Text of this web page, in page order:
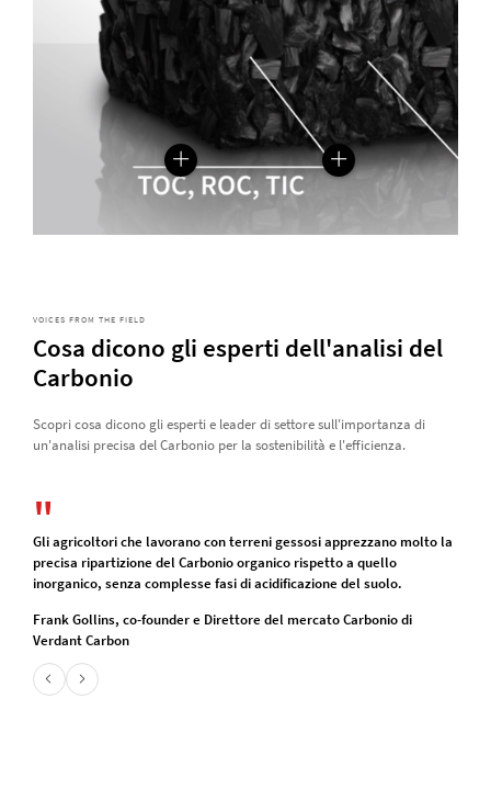
VOICES FROM THE FIELD
Cosa dicono gli esperti dell'analisi del
Carbonio
Scopri cosa dicono gli esperti e leader di settore sull'importanza di
un'analisi precisa del Carbonio per la sostenibilità e l'efficienza.
Gli agricoltori che lavorano con terreni gessosi apprezzano molto la
precisa ripartizione del Carbonio organico rispetto a quello
inorganico, senza complesse fasi di acidificazione del suolo.
Frank Gollins, co-founder e Direttore del mercato Carbonio di
Verdant Carbon